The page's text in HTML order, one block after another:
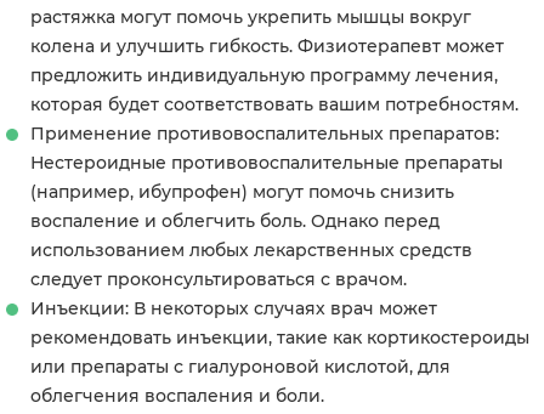
растяжка могут помочь укрепить мышцы вокруг
колена и улучшить гибкость. Физиотерапевт может
предложить индивидуальную программу лечения,
которая будет соответствовать вашим потребностям.
Применение противовоспалительных препаратов:
Нестероидные противовоспалительные препараты
(например, ибупрофен) могут помочь снизить
воспаление и облегчить боль. Однако перед
использованием любых лекарственных средств
следует проконсультироваться с врачом.
Инъекции: В некоторых случаях врач может
рекомендовать инъекции, такие как кортикостероиды
или препараты с гиалуроновой кислотой, для
облегчения воспаления и боли.